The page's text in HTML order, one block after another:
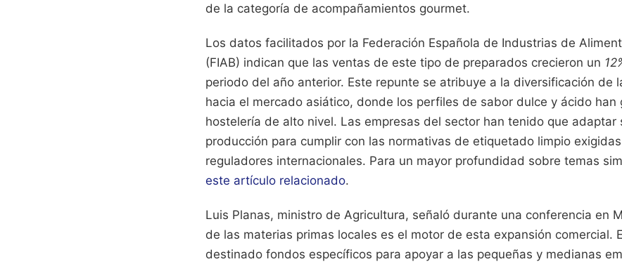
de la categoría de acompañamientos gourmet.
Los datos facilitados por la Federación Española de Industrias de
(FIAB) indican que las ventas de este tipo de preparados crecieron un
periodo del año anterior. Este repunte se atribuye a la diversificación de
hacia el mercado asiático, donde los perfiles de sabor dulce y ácido han
hostelería de alto nivel. Las empresas del sector han tenido que adaptar
producción para cumplir con las normativas de etiquetado limpio
reguladores internacionales. Para un mayor profundidad sobre temas
este artículo relacionado.
Luis Planas, ministro de Agricultura, señaló durante una conferencia en
de las materias primas locales es el motor de esta expansión comercial.
destinado fondos específicos para apoyar a las pequeñas y medianas